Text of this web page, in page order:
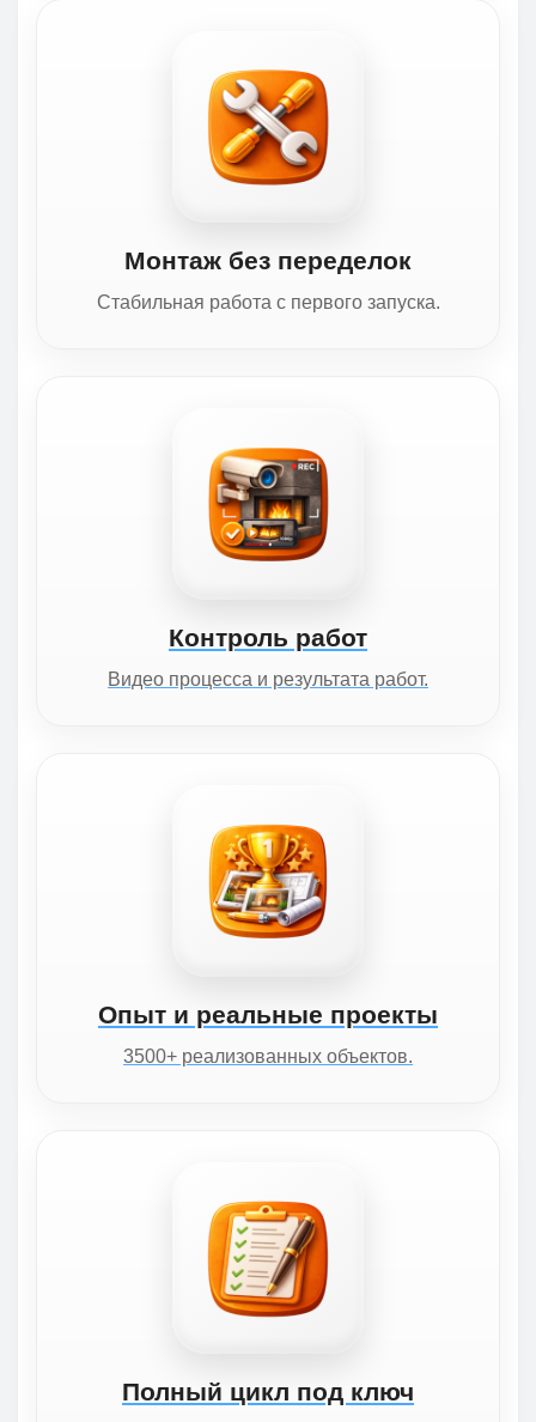
Монтаж без переделок
Стабильная работа с первого запуска.
Контроль работ
Видео процесса и результата работ.
Опыт и реальные проекты
3500+ реализованных объектов.
Полный цикл под ключ